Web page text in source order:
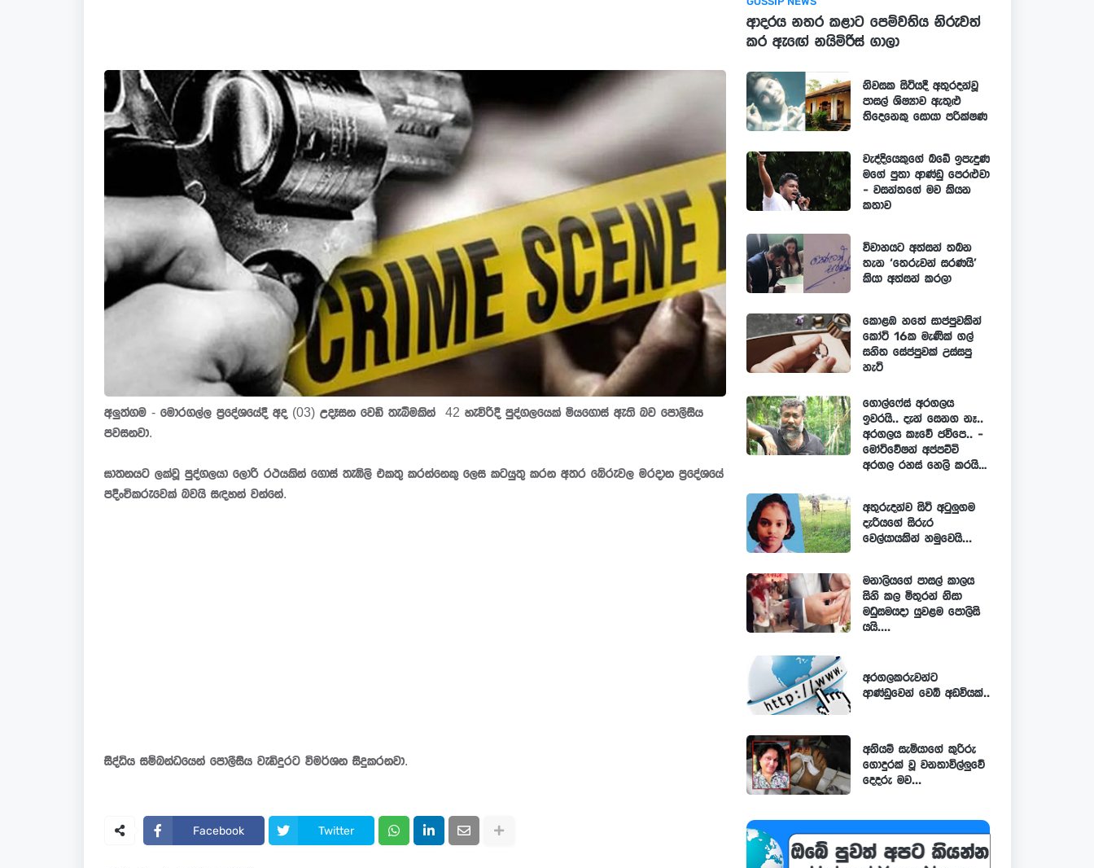
අලුත්ගම - මොරගල්ල ප්‍රදේශයේදී අද (03) උදෑසන වෙඩි තැබීමකින් 42 හැවිරිදි පුද්ගලයෙක් මියගොස් ඇති බව පොලීසිය
පවසනවා.
ඝාතනයට ලක්වූ පුද්ගලයා ලොරි රථයකින් ගොස් තැඹිලි එකතු කරන්නෙකු ලෙස කටයුතු කරන අතර බේරුවල මරදාන ප්‍රදේශයේ
පදිංචිකරුවෙක් බවයි සඳහන් වන්නේ.
සිද්ධිය සම්බන්ධයෙන් පොලීසිය වැඩිදුරට විමර්ශන සිදුකරනවා.
Facebook Twitter
ආදරය නතර කළාට පෙම්වතිය නිරුවත්
කර ඇඟේ නයිමිරිස් ගාලා
නිවසක සිටියදී අතුරදන්වූ
පාසල් ශිෂ්‍යාව ඇතුළු
තිදෙනෙකු සොයා පරික්ෂණ
වැද්දියෙකුගේ බඩේ ඉපැදුණ
මගේ පුතා ආණ්ඩු පෙරළුවා
- වසන්තගේ මව කියන
කතාව
විවාහයට අත්සන් තබන
තැන ‘තෙරුවන් සරණයි’
කියා අත්සන් කරලා
කොළඹ හතේ සාප්පුවකින්
කෝටි 16ක මැණික් ගල්
සහිත සේප්පුවක් උස්සපු
හැටි
ගොල්ෆේස් අරගලය
ඉවරයි.. දැන් සෙනග නෑ..
අරගලය කෑවේ ජවිපෙ.. -
මෝටිවේෂන් අප්පච්චි
අරගල රහස් හෙලි කරයි…
අතුරුදන්ව සිටි අටුලුගම
දැරියගේ සිරුර
වෙල්යායකින් හමුවෙයි...
මනාලියගේ පාසල් කාලය
සිහි කල මිතුරන් නිසා
මධුසමයදා යුවළම පොලිසි
යයි....
අරගලකරුවන්ට
ආණ්ඩුවෙන් වෙබ් අඩවියක්..
අනියම් සැමියාගේ කුරිරු
ගොදුරක් වූ වනතාවිල්ලුවේ
දෙදරු මව...